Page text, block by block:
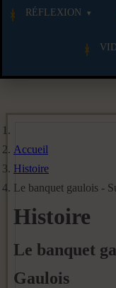
RÉFLEXION
Accueil
Histoire
Le banquet gaulois -
Histoire
Le banquet
Gaulois